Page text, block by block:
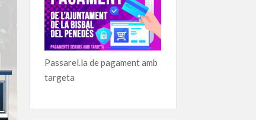
Passarel.la de pagament amb
targeta